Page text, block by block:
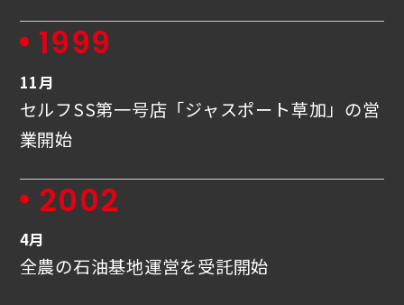
1999
11月
セルフSS第一号店「ジャスポート草加」の営
業開始
2002
4月
全農の石油基地運営を受託開始